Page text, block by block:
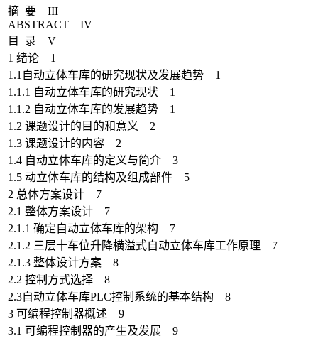
摘 要 III
ABSTRACT IV
目 录 V
1 绪论 1
1.1自动立体车库的研究现状及发展趋势 1
1.1.1 自动立体车库的研究现状 1
1.1.2 自动立体车库的发展趋势 1
1.2 课题设计的目的和意义 2
1.3 课题设计的内容 2
1.4 自动立体车库的定义与简介 3
1.5 动立体车库的结构及组成部件 5
2 总体方案设计 7
2.1 整体方案设计 7
2.1.1 确定自动立体车库的架构 7
2.1.2 三层十车位升降横溢式自动立体车库工作原理 7
2.1.3 整体设计方案 8
2.2 控制方式选择 8
2.3自动立体车库PLC控制系统的基本结构 8
3 可编程控制器概述 9
3.1 可编程控制器的产生及发展 9